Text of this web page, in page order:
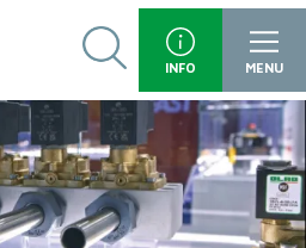
INFO MENU